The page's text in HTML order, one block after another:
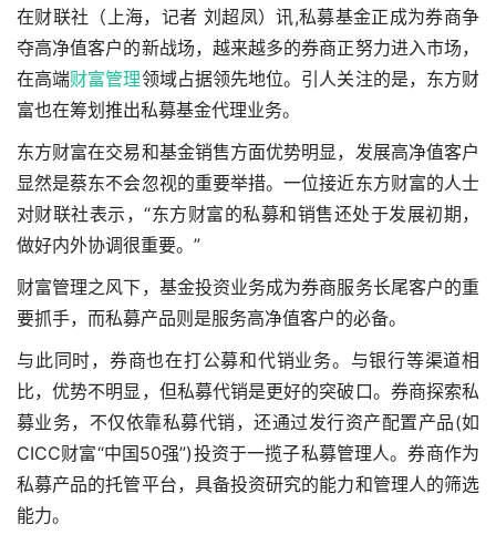
在财联社（上海，记者 刘超凤）讯,私募基金正成为券商争
夺高净值客户的新战场，越来越多的券商正努力进入市场，
在高端财富管理领域占据领先地位。引人关注的是，东方财
富也在筹划推出私募基金代理业务。
东方财富在交易和基金销售方面优势明显，发展高净值客户
显然是蔡东不会忽视的重要举措。一位接近东方财富的人士
对财联社表示，“东方财富的私募和销售还处于发展初期，
做好内外协调很重要。”
财富管理之风下，基金投资业务成为券商服务长尾客户的重
要抓手，而私募产品则是服务高净值客户的必备。
与此同时，券商也在打公募和代销业务。与银行等渠道相
比，优势不明显，但私募代销是更好的突破口。券商探索私
募业务，不仅依靠私募代销，还通过发行资产配置产品(如
CICC财富“中国50强”)投资于一揽子私募管理人。券商作为
私募产品的托管平台，具备投资研究的能力和管理人的筛选
能力。